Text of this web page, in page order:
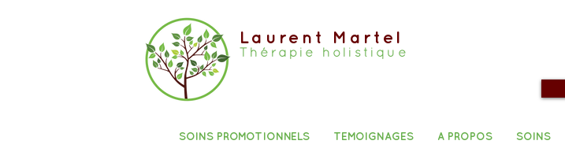
Laurent Martel
Thérapie holistique
SOINS PROMOTIONNELS TEMOIGNAGES A PROPOS SOINS